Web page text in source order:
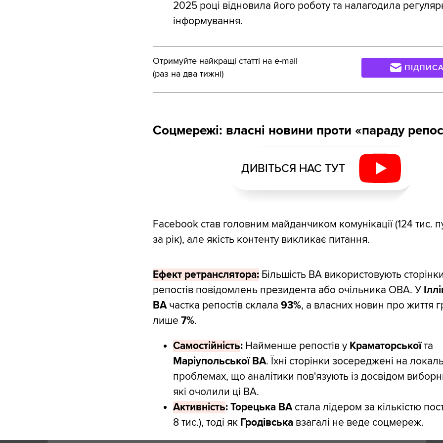
2025 році відновила його роботу та налагодила
інформування.
Отримуйте найкращі статті на e-mail
(раз на два тижні)
Соцмережі: власні новини проти «параду
ДИВІТЬСЯ НАС ТУТ
Facebook став головним майданчиком комунікації (124 тис.
за рік), але якість контенту викликає питання.
Ефект ретранслятора:Більшість ВА використовують
репостів повідомлень президента або очільника ОВА. У
ВАчастка репостів склала 93%, а власних новин про життя
лише 7%.
Самостійність: Найменше репостів у Краматорськоїта
Маріупольської ВА. Їхні сторінки зосереджені на
проблемах, що аналітики пов'язують із досвідом
які очолили ці ВА.
Активність: Торецька ВАстала лідером за кількістю
8 тис.), тоді як Гродівська взагалі не веде соцмереж.